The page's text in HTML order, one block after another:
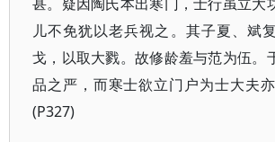
儿不免犹以老兵视之。其子夏、斌
戈，以取大戮。故修龄羞与范为伍。
品之严，而寒士欲立门户为士大夫
(P327)